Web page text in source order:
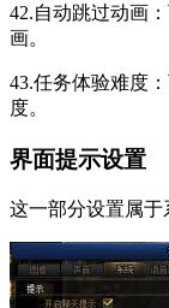
42.自动跳过动画
画。
43.任务体验难度
度。
界面提示设置
这一部分设置属于